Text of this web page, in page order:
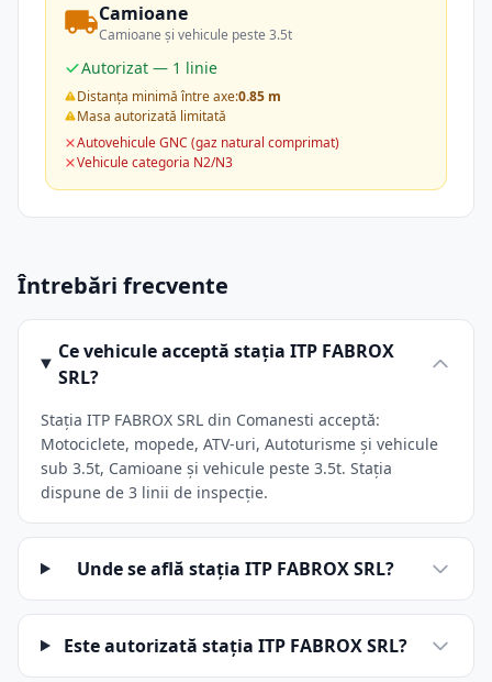
Camioane
Camioane și vehicule peste 3.5t
Autorizat — 1 linie
Distanța minimă între axe:0.85 m
Masa autorizată limitată
Autovehicule GNC (gaz natural comprimat)
Vehicule categoria N2/N3
Întrebări frecvente
Ce vehicule acceptă stația ITP FABROX
SRL?
Stația ITP FABROX SRL din Comanesti acceptă:
Motociclete, mopede, ATV-uri, Autoturisme și vehicule
sub 3.5t, Camioane și vehicule peste 3.5t. Stația
dispune de 3 linii de inspecție.
Unde se află stația ITP FABROX SRL?
Este autorizată stația ITP FABROX SRL?